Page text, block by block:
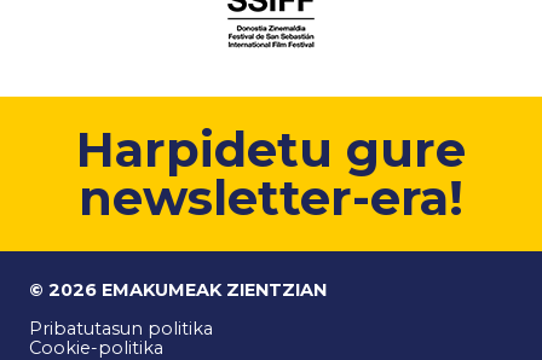
Harpidetu gure
newsletter-era!
© 2026 EMAKUMEAK ZIENTZIAN
Pribatutasun politika
Cookie-politika